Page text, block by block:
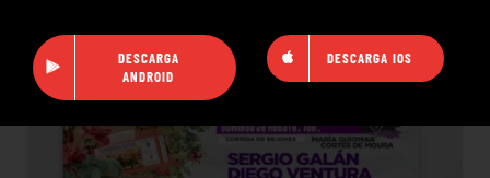
DESCARGA
ANDROID
DESCARGA IOS